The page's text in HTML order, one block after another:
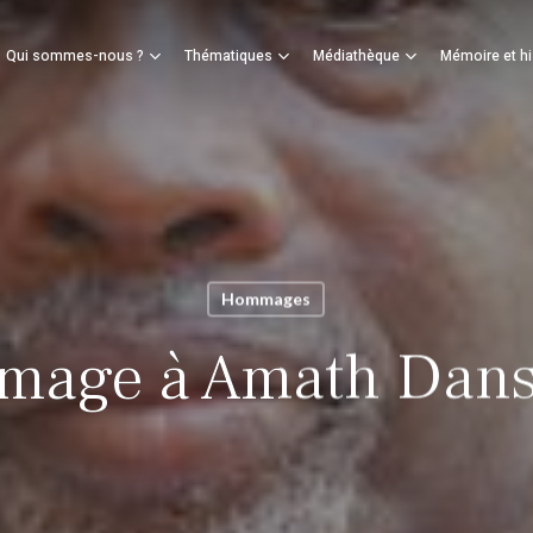
Qui sommes-nous ? Thématiques Médiathèque Mémoire et
Panier
Hommages
à Amath